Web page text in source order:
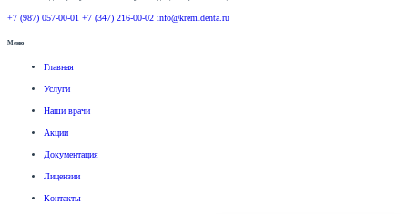
+7 (987) 057-00-01 +7 (347) 216-00-02 info@kremldenta.ru
Меню
Главная
Услуги
Наши врачи
Акции
Документация
Лицензии
Контакты